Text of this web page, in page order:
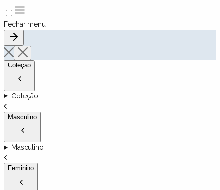
Fechar menu
Coleção
Coleção
Masculino
Masculino
Feminino